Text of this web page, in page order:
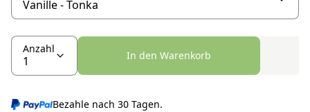
Anzahl
In den Warenkorb
Bezahle nach 30 Tagen.